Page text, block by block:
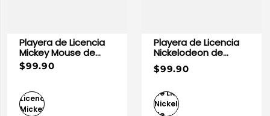
Playera de Licencia
Mickey Mouse de
Caballero
$99.90
Playera de Licencia
Nickelodeon de
Caballero
$99.90